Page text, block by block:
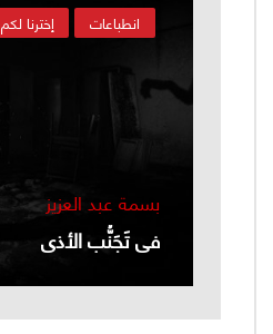
إخترنا لكم انطباعات
بسمة عبد العزيز
في تَجَنُّب الأذى